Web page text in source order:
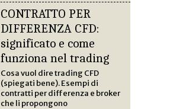
CONTRATTO PER
DIFFERENZA CFD:
significato e come
funziona nel trading
Cosa vuol dire trading CFD
(spiegati bene). Esempi di
contratti per differenza e broker
che li propongono